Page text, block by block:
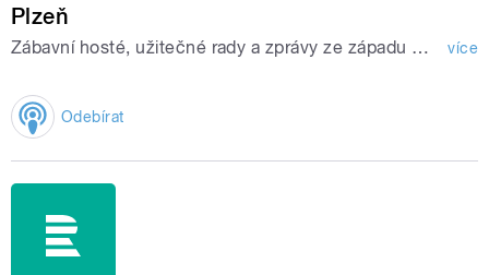
Plzeň
Zábavní hosté, užitečné rady a zprávy ze západu Čech. více
Odebírat